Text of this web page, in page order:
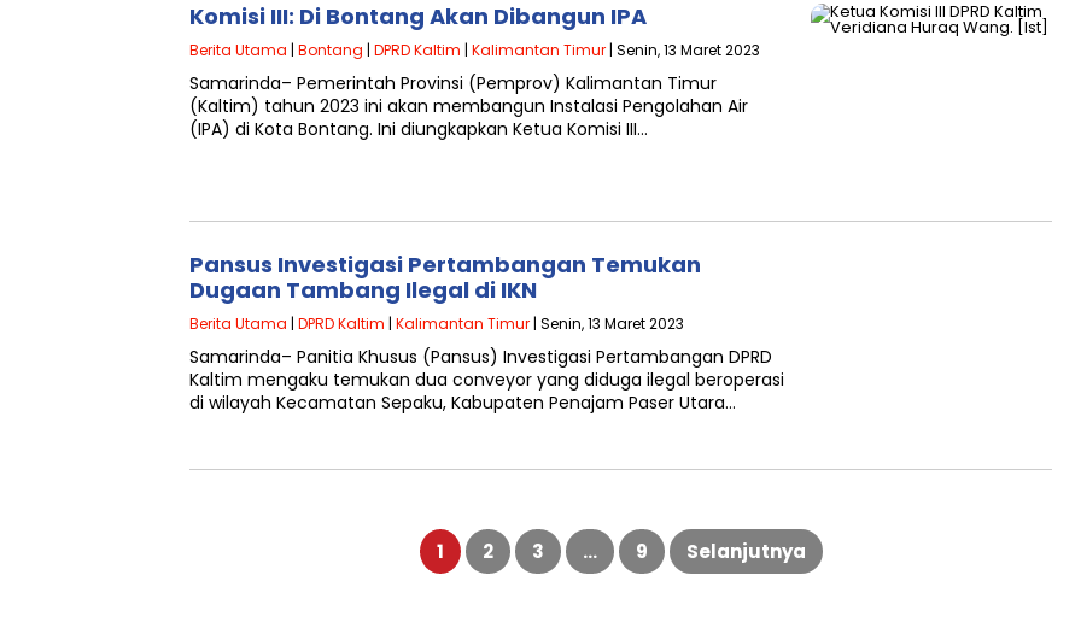
Komisi III: Di Bontang Akan Dibangun IPA
Berita Utama | Bontang | DPRD Kaltim | Kalimantan Timur | Senin, 13 Maret 2023
Samarinda– Pemerintah Provinsi (Pemprov) Kalimantan Timur
(Kaltim) tahun 2023 ini akan membangun Instalasi Pengolahan Air
(IPA) di Kota Bontang. Ini diungkapkan Ketua Komisi III…
Pansus Investigasi Pertambangan Temukan
Dugaan Tambang Ilegal di IKN
Berita Utama | DPRD Kaltim | Kalimantan Timur | Senin, 13 Maret 2023
Samarinda– Panitia Khusus (Pansus) Investigasi Pertambangan DPRD
Kaltim mengaku temukan dua conveyor yang diduga ilegal beroperasi
di wilayah Kecamatan Sepaku, Kabupaten Penajam Paser Utara…
1 2 3 … 9 Selanjutnya